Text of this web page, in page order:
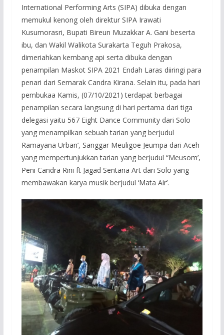
International Performing Arts (SIPA) dibuka dengan
memukul kenong oleh direktur SIPA Irawati
Kusumorasri, Bupati Bireun Muzakkar A. Gani beserta
ibu, dan Wakil Walikota Surakarta Teguh Prakosa,
dimeriahkan kembang api serta dibuka dengan
penampilan Maskot SIPA 2021 Endah Laras diiringi para
penari dari Semarak Candra Kirana. Selain itu, pada hari
pembukaa Kamis, (07/10/2021) terdapat berbagai
penampilan secara langsung di hari pertama dari tiga
delegasi yaitu 567 Eight Dance Community dari Solo
yang menampilkan sebuah tarian yang berjudul
Ramayana Urban’, Sanggar Meuligoe Jeumpa dari Aceh
yang mempertunjukkan tarian yang berjudul “Meusom’,
Peni Candra Rini ft Jagad Sentana Art dari Solo yang
membawakan karya musik berjudul ‘Mata Air’.